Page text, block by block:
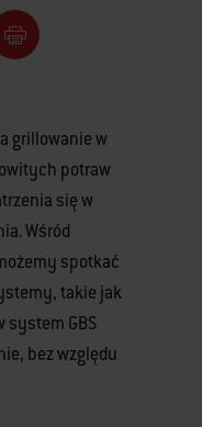
grillowanie w
potraw
się w
Wśród
spotkać
takie jak
system GBS
bez względu